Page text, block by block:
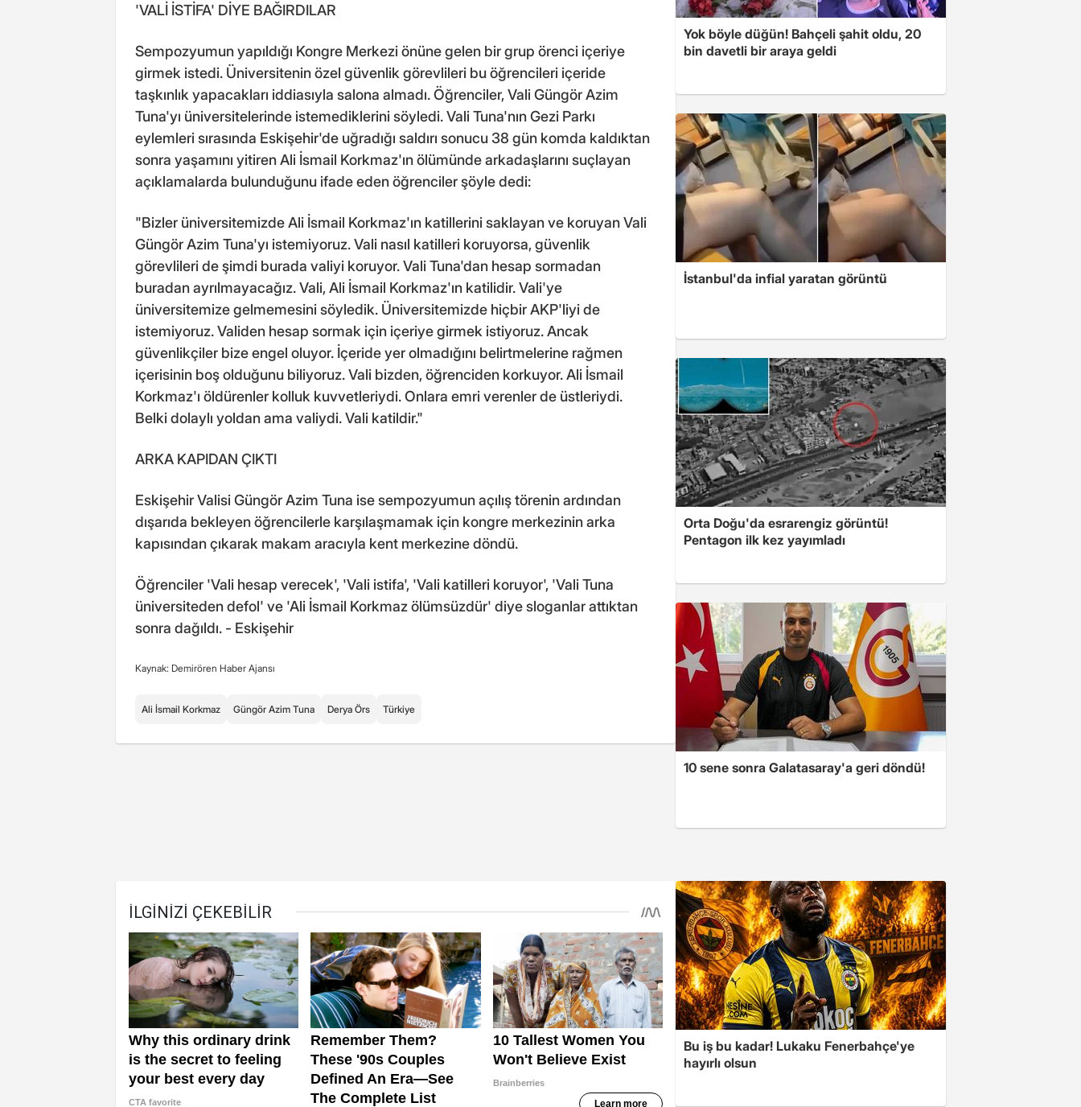
'VALİ İSTİFA' DİYE BAĞIRDILAR
Sempozyumun yapıldığı Kongre Merkezi önüne gelen bir grup örenci içeriye
girmek istedi. Üniversitenin özel güvenlik görevlileri bu öğrencileri içeride
taşkınlık yapacakları iddiasıyla salona almadı. Öğrenciler, Vali Güngör Azim
Tuna'yı üniversitelerinde istemediklerini söyledi. Vali Tuna'nın Gezi Parkı
eylemleri sırasında Eskişehir'de uğradığı saldırı sonucu 38 gün komda kaldıktan
sonra yaşamını yitiren Ali İsmail Korkmaz'ın ölümünde arkadaşlarını suçlayan
açıklamalarda bulunduğunu ifade eden öğrenciler şöyle dedi:
"Bizler üniversitemizde Ali İsmail Korkmaz'ın katillerini saklayan ve koruyan Vali
Güngör Azim Tuna'yı istemiyoruz. Vali nasıl katilleri koruyorsa, güvenlik
görevlileri de şimdi burada valiyi koruyor. Vali Tuna'dan hesap sormadan
buradan ayrılmayacağız. Vali, Ali İsmail Korkmaz'ın katilidir. Vali'ye
üniversitemize gelmemesini söyledik. Üniversitemizde hiçbir AKP'liyi de
istemiyoruz. Validen hesap sormak için içeriye girmek istiyoruz. Ancak
güvenlikçiler bize engel oluyor. İçeride yer olmadığını belirtmelerine rağmen
içerisinin boş olduğunu biliyoruz. Vali bizden, öğrenciden korkuyor. Ali İsmail
Korkmaz'ı öldürenler kolluk kuvvetleriydi. Onlara emri verenler de üstleriydi.
Belki dolaylı yoldan ama valiydi. Vali katildir."
ARKA KAPIDAN ÇIKTI
Eskişehir Valisi Güngör Azim Tuna ise sempozyumun açılış törenin ardından
dışarıda bekleyen öğrencilerle karşılaşmamak için kongre merkezinin arka
kapısından çıkarak makam aracıyla kent merkezine döndü.
Öğrenciler 'Vali hesap verecek', 'Vali istifa', 'Vali katilleri koruyor', 'Vali Tuna
üniversiteden defol' ve 'Ali İsmail Korkmaz ölümsüzdür' diye sloganlar attıktan
sonra dağıldı. - Eskişehir
Kaynak: Demirören Haber Ajansı
Ali İsmail Korkmaz Güngör Azim Tuna Derya Örs Türkiye
Yok böyle düğün! Bahçeli şahit oldu, 20
bin davetli bir araya geldi
İstanbul'da infial yaratan görüntü
Orta Doğu'da esrarengiz görüntü!
Pentagon ilk kez yayımladı
10 sene sonra Galatasaray'a geri döndü!
Bu iş bu kadar! Lukaku Fenerbahçe'ye
hayırlı olsun